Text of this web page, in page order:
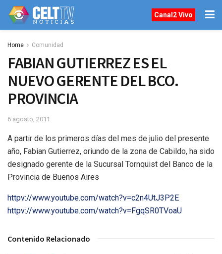
Canal2 Vivo
Home Comunidad
FABIAN GUTIERREZ ES EL
NUEVO GERENTE DEL BCO.
PROVINCIA
6 agosto, 2011
A partir de los primeros días del mes de julio del presente
año, Fabian Gutierrez, oriundo de la zona de Cabildo, ha sido
designado gerente de la Sucursal Tornquist del Banco de la
Provincia de Buenos Aires
httpv://www.youtube.com/watch?v=c2n4UtJ3P2E
httpv://www.youtube.com/watch?v=FgqSR0TVoaU
Contenido Relacionado